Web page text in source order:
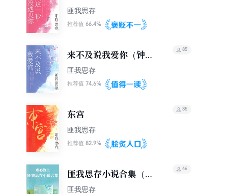
你（张凌赫、王楚然主
演电视剧《这一秒过
匪我思存
推荐值 66.4%
来不及说我爱你（钟汉
良、李小冉主演）
匪我思存
推荐值 74.6%
85
东宫
匪我思存
推荐值 82.9%
85
匪我思存小说合集（15
本）
匪我思存
46